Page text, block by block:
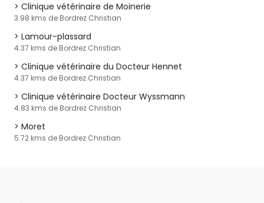
Clinique vétérinaire de Moinerie
3.98 kms de Bordrez Christian
Lamour-plassard
4.37 kms de Bordrez Christian
Clinique vétérinaire du Docteur Hennet
4.37 kms de Bordrez Christian
Clinique vétérinaire Docteur Wyssmann
4.83 kms de Bordrez Christian
Moret
5.72 kms de Bordrez Christian